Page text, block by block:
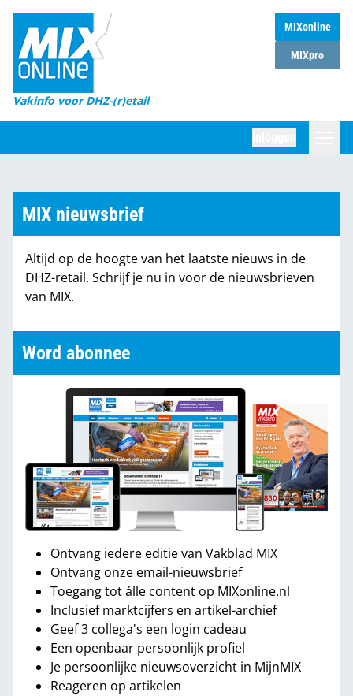
MIXonline
MIXpro
Vakinfo voor DHZ-(r)etail
Home
Magazines
DHZ Sessie
Marktcijfers
Partners
MIX nieuwsbrief
Altijd op de hoogte van het laatste nieuws in de
DHZ-retail. Schrijf je nu in voor de nieuwsbrieven
van MIX.
Word abonnee
Ontvang iedere editie van Vakblad MIX
Ontvang onze email-nieuwsbrief
Toegang tot álle content op MIXonline.nl
Inclusief marktcijfers en artikel-archief
Geef 3 collega's een login cadeau
Een openbaar persoonlijk profiel
Je persoonlijke nieuwsoverzicht in MijnMIX
Reageren op artikelen